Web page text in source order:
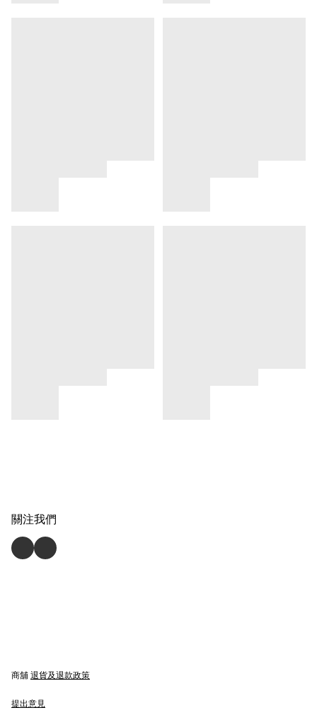
關注我們
商舖 退貨及退款政策
提出意見